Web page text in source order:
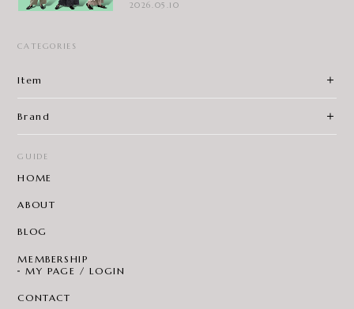
2026.05.10
CATEGORIES
Item
Brand
GUIDE
HOME
ABOUT
BLOG
MEMBERSHIP
MY PAGE / LOGIN
CONTACT